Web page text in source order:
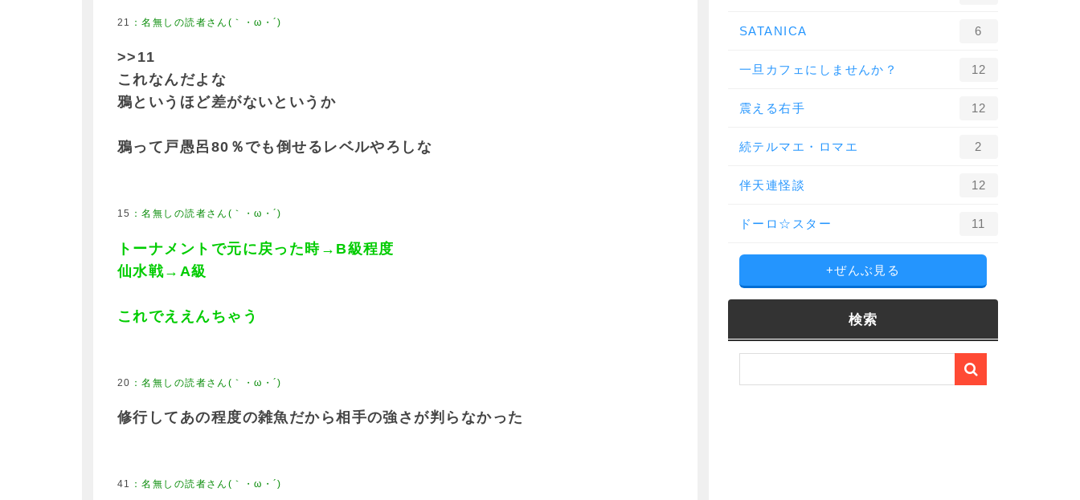
21
>>11
これなんだよな
鴉というほど差がないというか
鴉って戸愚呂80％でも倒せるレベルやろしな
15
トーナメントで元に戻った時→B級程度
仙水戦→A級
これでええんちゃう
20
修行してあの程度の雑魚だから相手の強さが判らなかった
41
SATANICA 6
一旦カフェにしませんか？ 12
震える右手 12
続テルマエ・ロマエ 2
伴天連怪談 12
ドーロ☆スター 11
+ぜんぶ見る
検索